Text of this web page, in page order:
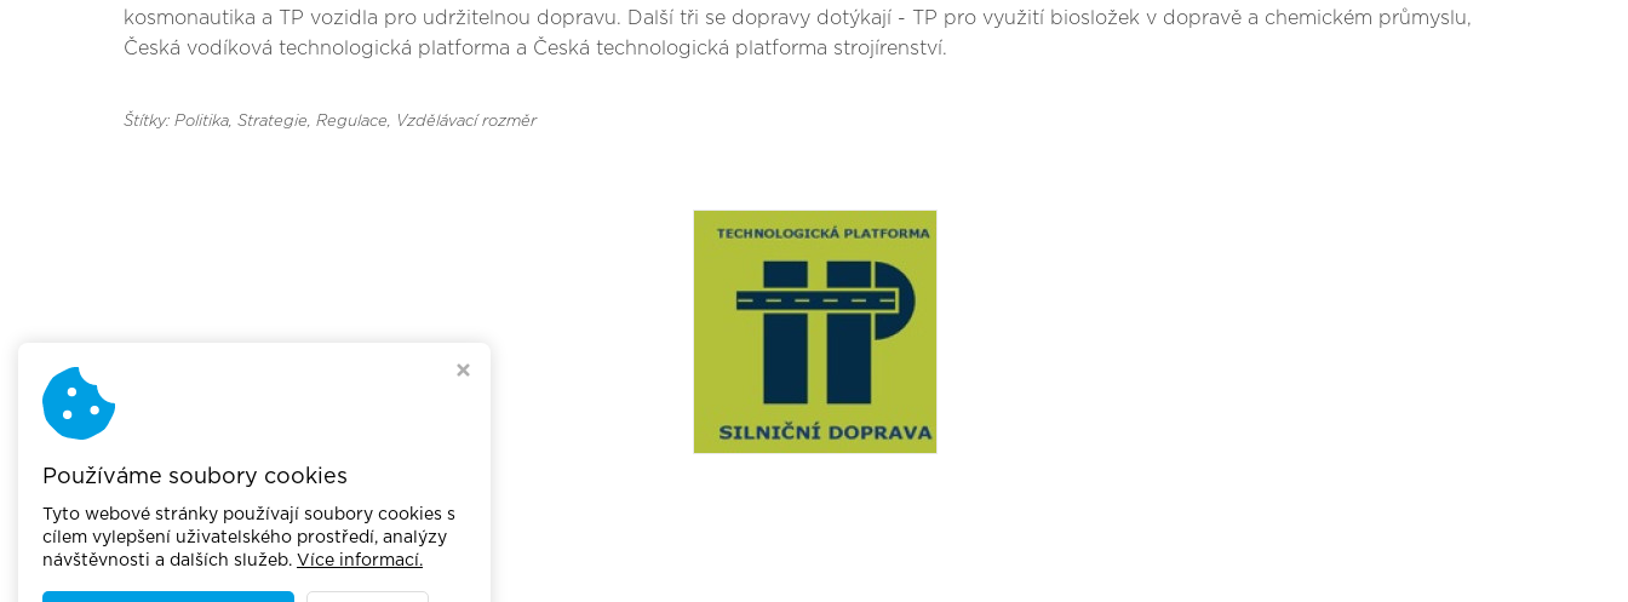
kosmonautika a TP vozidla pro udržitelnou dopravu. Další tři se dopravy dotýkají - TP pro využití biosložek v dopravě a chemickém průmyslu,
Česká vodíková technologická platforma a Česká technologická platforma strojírenství.
Štítky: Politika, Strategie, Regulace, Vzdělávací rozměr
Používáme soubory cookies
Tyto webové stránky používají soubory cookies s
cílem vylepšení uživatelského prostředí, analýzy
návštěvnosti a dalších služeb. Více informací.